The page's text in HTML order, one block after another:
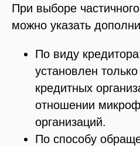
При выборе
можно указать
По виду
установлен
кредитных
отношении
организаций.
По способу